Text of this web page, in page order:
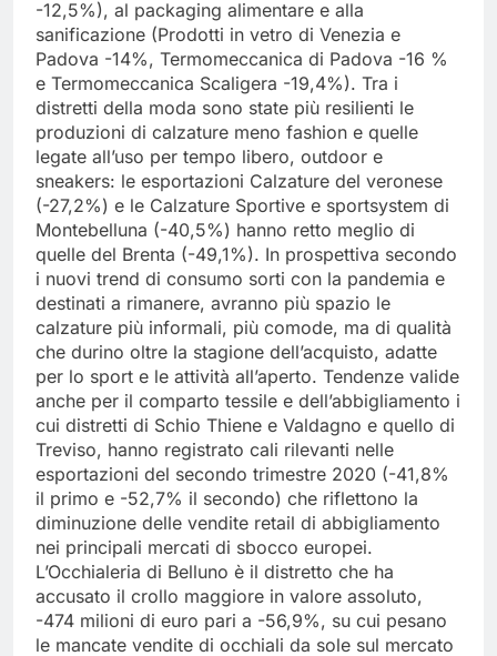
-12,5%), al packaging alimentare e alla
sanificazione (Prodotti in vetro di Venezia e
Padova -14%, Termomeccanica di Padova -16 %
e Termomeccanica Scaligera -19,4%). Tra i
distretti della moda sono state più resilienti le
produzioni di calzature meno fashion e quelle
legate all’uso per tempo libero, outdoor e
sneakers: le esportazioni Calzature del veronese
(-27,2%) e le Calzature Sportive e sportsystem di
Montebelluna (-40,5%) hanno retto meglio di
quelle del Brenta (-49,1%). In prospettiva secondo
i nuovi trend di consumo sorti con la pandemia e
destinati a rimanere, avranno più spazio le
calzature più informali, più comode, ma di qualità
che durino oltre la stagione dell’acquisto, adatte
per lo sport e le attività all’aperto. Tendenze valide
anche per il comparto tessile e dell’abbigliamento i
cui distretti di Schio Thiene e Valdagno e quello di
Treviso, hanno registrato cali rilevanti nelle
esportazioni del secondo trimestre 2020 (-41,8%
il primo e -52,7% il secondo) che riflettono la
diminuzione delle vendite retail di abbigliamento
nei principali mercati di sbocco europei.
L’Occhialeria di Belluno è il distretto che ha
accusato il crollo maggiore in valore assoluto,
-474 milioni di euro pari a -56,9%, su cui pesano
le mancate vendite di occhiali da sole sul mercato